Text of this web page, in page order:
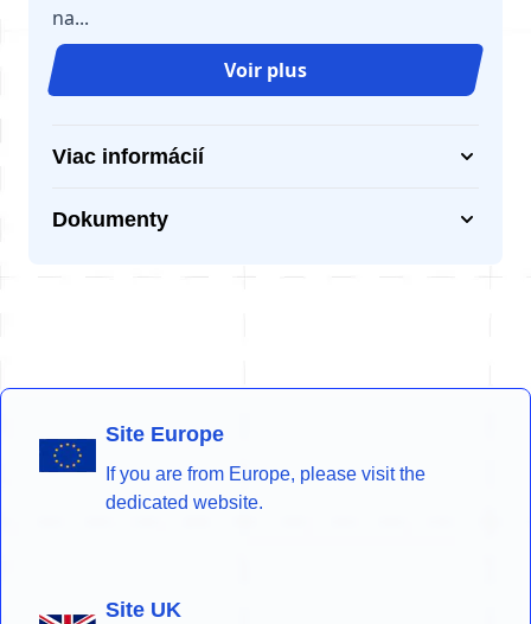
na...
Voir plus
Viac informácií
Dokumenty
Site Europe
If you are from Europe, please visit the
dedicated website.
Site UK